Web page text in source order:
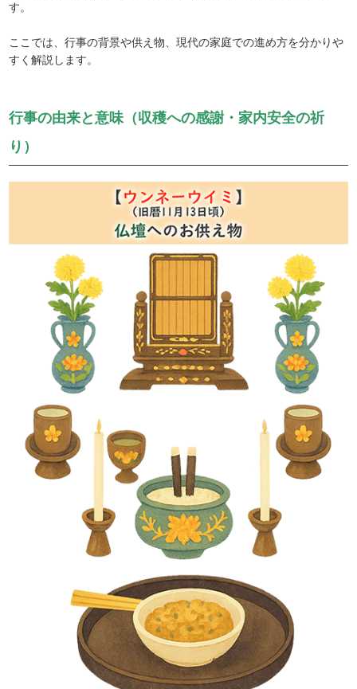
す。
ここでは、行事の背景や供え物、現代の家庭での進め方を分かりや
すく解説します。
行事の由来と意味（収穫への感謝・家内安全の祈
り）